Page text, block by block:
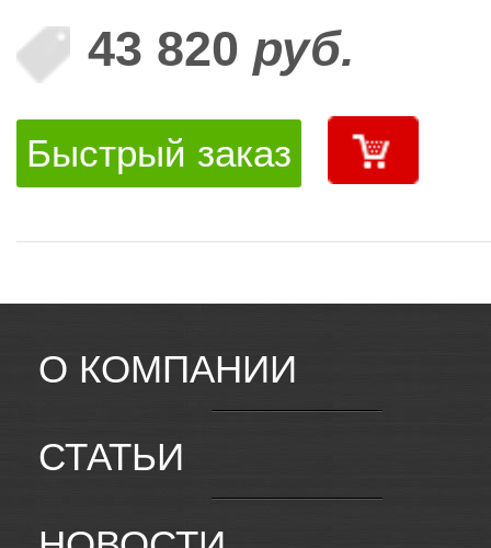
43 820 руб.
Быстрый заказ
О КОМПАНИИ
СТАТЬИ